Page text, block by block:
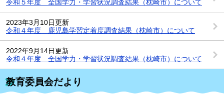
令和５年度 全国学力・学習状況調査結果（枕崎市）について
2023年3月10日更新
令和４年度 鹿児島学習定着度調査結果（枕崎市）について
2022年9月14日更新
令和４年度 全国学力・学習状況調査結果（枕崎市）について
教育委員会だより